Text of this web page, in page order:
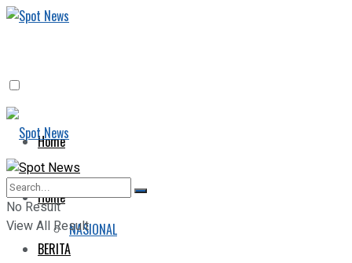
Home
BERITA
NASIONAL
Home
BERITA
No Result
View All Result